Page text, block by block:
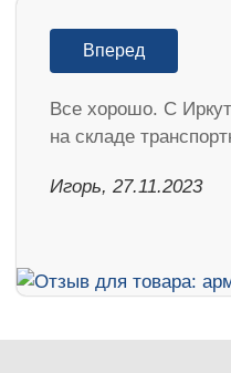
Вперед
Все хорошо. С
на складе
Игорь, 27.11.2023